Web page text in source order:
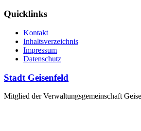
Quicklinks
Kontakt
Inhaltsverzeichnis
Impressum
Datenschutz
Stadt Geisenfeld
Mitglied der Verwaltungsgemeinschaft